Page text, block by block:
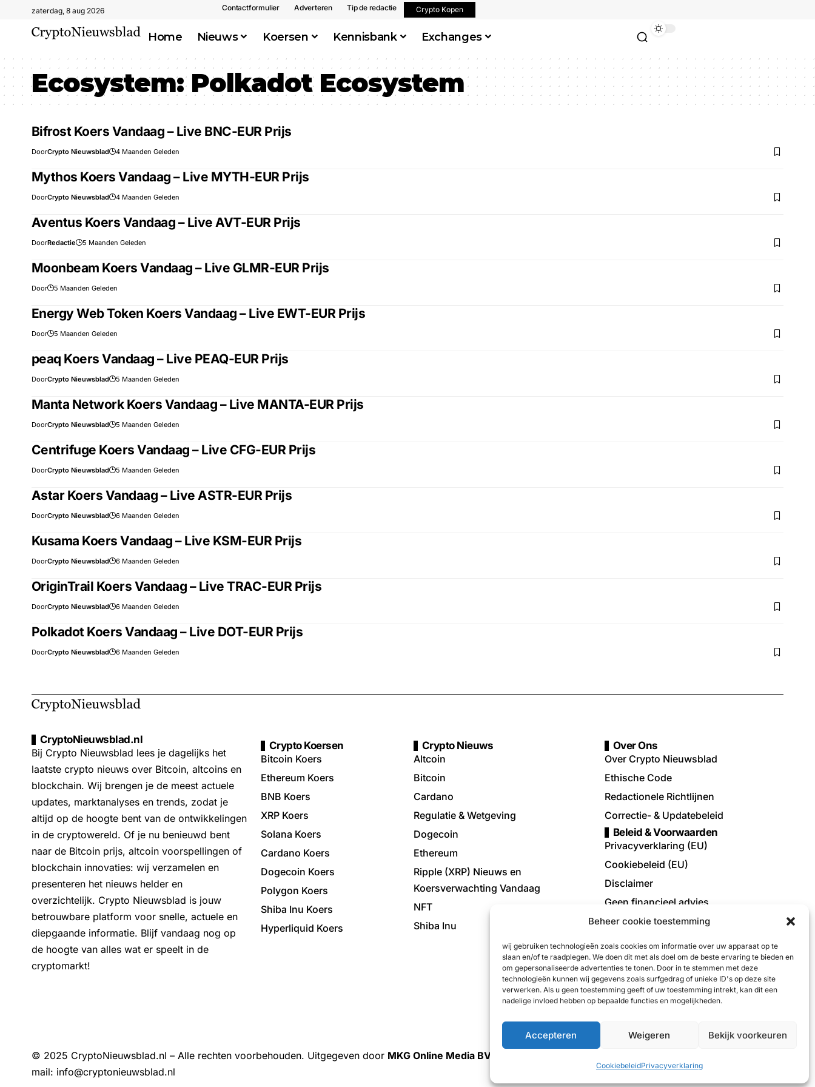
Beheer cookie toestemming
wij gebruiken technologieën zoals cookies om informatie over uw apparaat op te
slaan en/of te raadplegen. We doen dit met als doel om de beste ervaring te bieden en
om gepersonaliseerde advertenties te tonen. Door in te stemmen met deze
technologieën kunnen wij gegevens zoals surfgedrag of unieke ID's op deze site
verwerken. Als u geen toestemming geeft of uw toestemming intrekt, kan dit een
nadelige invloed hebben op bepaalde functies en mogelijkheden.
Accepteren Weigeren Bekijk voorkeuren
CookiebeleidPrivacyverklaring
zaterdag, 8 aug 2026 Contactformulier Adverteren Tip de redactie Crypto Kopen
Home Nieuws Koersen Kennisbank Exchanges
Ecosystem:Polkadot Ecosystem
Bifrost Koers Vandaag – Live BNC-EUR Prijs
DoorCrypto Nieuwsblad 4 Maanden Geleden
Mythos Koers Vandaag – Live MYTH-EUR Prijs
DoorCrypto Nieuwsblad 4 Maanden Geleden
Aventus Koers Vandaag – Live AVT-EUR Prijs
DoorRedactie 5 Maanden Geleden
Moonbeam Koers Vandaag – Live GLMR-EUR Prijs
Door 5 Maanden Geleden
Energy Web Token Koers Vandaag – Live EWT-EUR Prijs
Door 5 Maanden Geleden
peaq Koers Vandaag – Live PEAQ-EUR Prijs
DoorCrypto Nieuwsblad 5 Maanden Geleden
Manta Network Koers Vandaag – Live MANTA-EUR Prijs
DoorCrypto Nieuwsblad 5 Maanden Geleden
Centrifuge Koers Vandaag – Live CFG-EUR Prijs
DoorCrypto Nieuwsblad 5 Maanden Geleden
Astar Koers Vandaag – Live ASTR-EUR Prijs
DoorCrypto Nieuwsblad 6 Maanden Geleden
Kusama Koers Vandaag – Live KSM-EUR Prijs
DoorCrypto Nieuwsblad 6 Maanden Geleden
OriginTrail Koers Vandaag – Live TRAC-EUR Prijs
DoorCrypto Nieuwsblad 6 Maanden Geleden
Polkadot Koers Vandaag – Live DOT-EUR Prijs
DoorCrypto Nieuwsblad 6 Maanden Geleden
CryptoNieuwsblad.nl
Bij Crypto Nieuwsblad lees je dagelijks het
laatste crypto nieuws over Bitcoin, altcoins en
blockchain. Wij brengen je de meest actuele
updates, marktanalyses en trends, zodat je
altijd op de hoogte bent van de ontwikkelingen
in de cryptowereld. Of je nu benieuwd bent
naar de Bitcoin prijs, altcoin voorspellingen of
blockchain innovaties: wij verzamelen en
presenteren het nieuws helder en
overzichtelijk. Crypto Nieuwsblad is jouw
betrouwbare platform voor snelle, actuele en
diepgaande informatie. Blijf vandaag nog op
de hoogte van alles wat er speelt in de
cryptomarkt!
Crypto Koersen
Bitcoin Koers
Ethereum Koers
BNB Koers
XRP Koers
Solana Koers
Cardano Koers
Dogecoin Koers
Polygon Koers
Shiba Inu Koers
Hyperliquid Koers
Crypto Nieuws
Altcoin
Bitcoin
Cardano
Regulatie & Wetgeving
Dogecoin
Ethereum
Ripple (XRP) Nieuws en
Koersverwachting Vandaag
NFT
Shiba Inu
Over Ons
Over Crypto Nieuwsblad
Ethische Code
Redactionele Richtlijnen
Correctie- & Updatebeleid
Beleid & Voorwaarden
Privacyverklaring (EU)
Cookiebeleid (EU)
Disclaimer
Geen financieel advies
Affiliate Disclaimer
Contact
Contactformulier
Adverteren
Tip de redactie
© 2025 CryptoNieuwsblad.nl – Alle rechten voorbehouden. Uitgegeven door MKG Online Media BV
mail: info@cryptonieuwsblad.nl